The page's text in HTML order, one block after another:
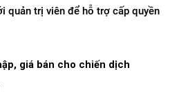
quản trị viên để hỗ trợ cấp quyền
giá bán cho chiến dịch